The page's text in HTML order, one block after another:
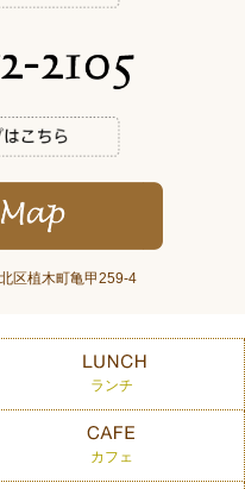
区植木町亀甲259-4
ランチ
カフェ